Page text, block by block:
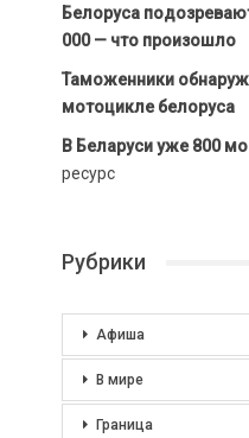
Белоруса
000 — что произошло
Таможенники
мотоцикле белоруса
В Беларуси уже 800
ресурс
Рубрики
Афиша
В мире
Граница